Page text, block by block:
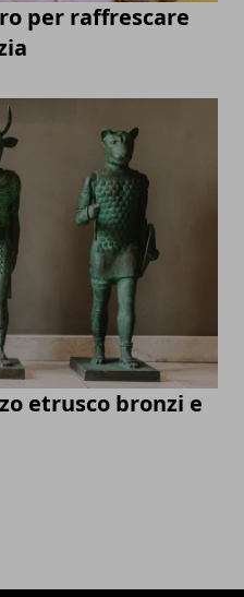
per raffrescare
etrusco bronzi e